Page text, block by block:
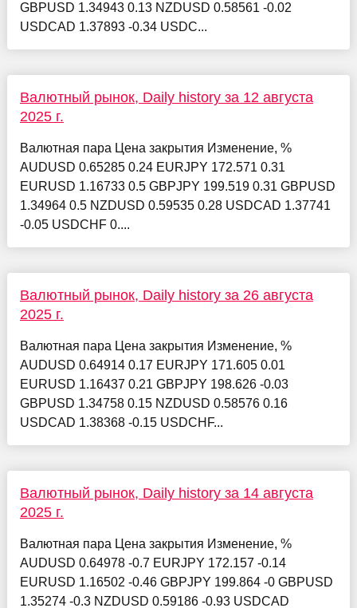
GBPUSD 1.34943 0.13 NZDUSD 0.58561 -0.02
USDCAD 1.37893 -0.34 USDC...
Валютный рынок, Daily history за 12 августа
2025 г.
Валютная пара Цена закрытия Изменение, %
AUDUSD 0.65285 0.24 EURJPY 172.571 0.31
EURUSD 1.16733 0.5 GBPJPY 199.519 0.31 GBPUSD
1.34964 0.5 NZDUSD 0.59535 0.28 USDCAD 1.37741
-0.05 USDCHF 0....
Валютный рынок, Daily history за 26 августа
2025 г.
Валютная пара Цена закрытия Изменение, %
AUDUSD 0.64914 0.17 EURJPY 171.605 0.01
EURUSD 1.16437 0.21 GBPJPY 198.626 -0.03
GBPUSD 1.34758 0.15 NZDUSD 0.58576 0.16
USDCAD 1.38368 -0.15 USDCHF...
Валютный рынок, Daily history за 14 августа
2025 г.
Валютная пара Цена закрытия Изменение, %
AUDUSD 0.64978 -0.7 EURJPY 172.157 -0.14
EURUSD 1.16502 -0.46 GBPJPY 199.864 -0 GBPUSD
1.35274 -0.3 NZDUSD 0.59186 -0.93 USDCAD